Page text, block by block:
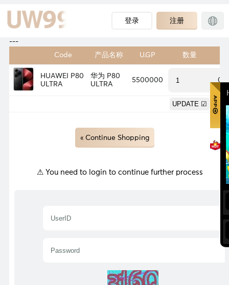
登录 注册
---
Code 产品名称 U.GP 数量
HUAWEI P80
ULTRA
华为 P80
ULTRA
5500000
« Continue Shopping
⚠ You need to login to continue further process